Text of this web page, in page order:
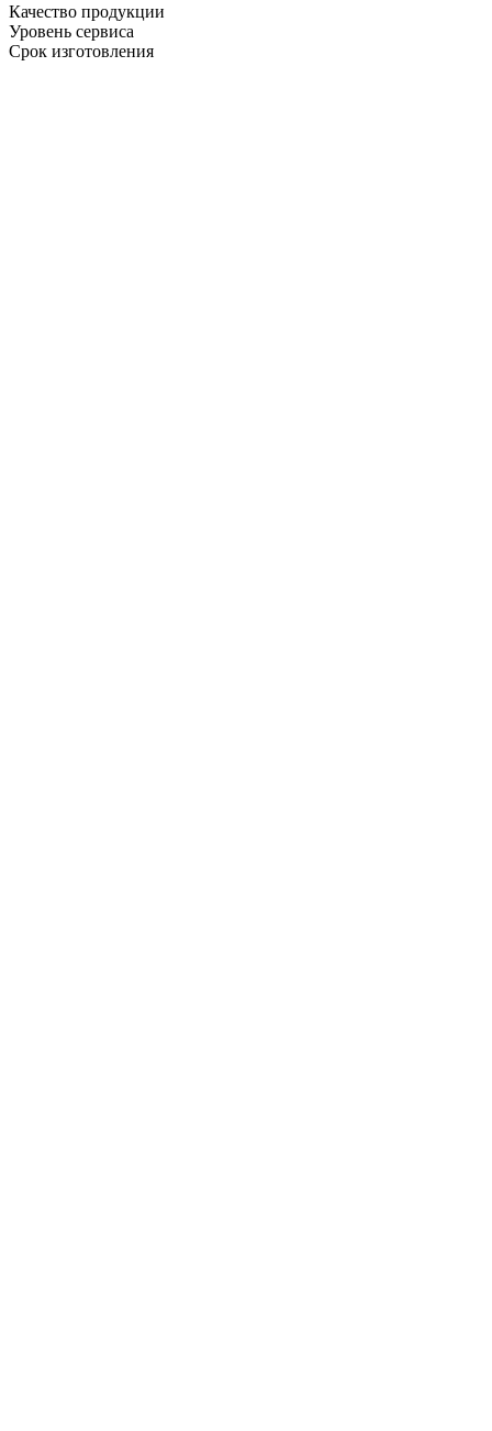
Качество продукции
Уровень сервиса
Срок изготовления